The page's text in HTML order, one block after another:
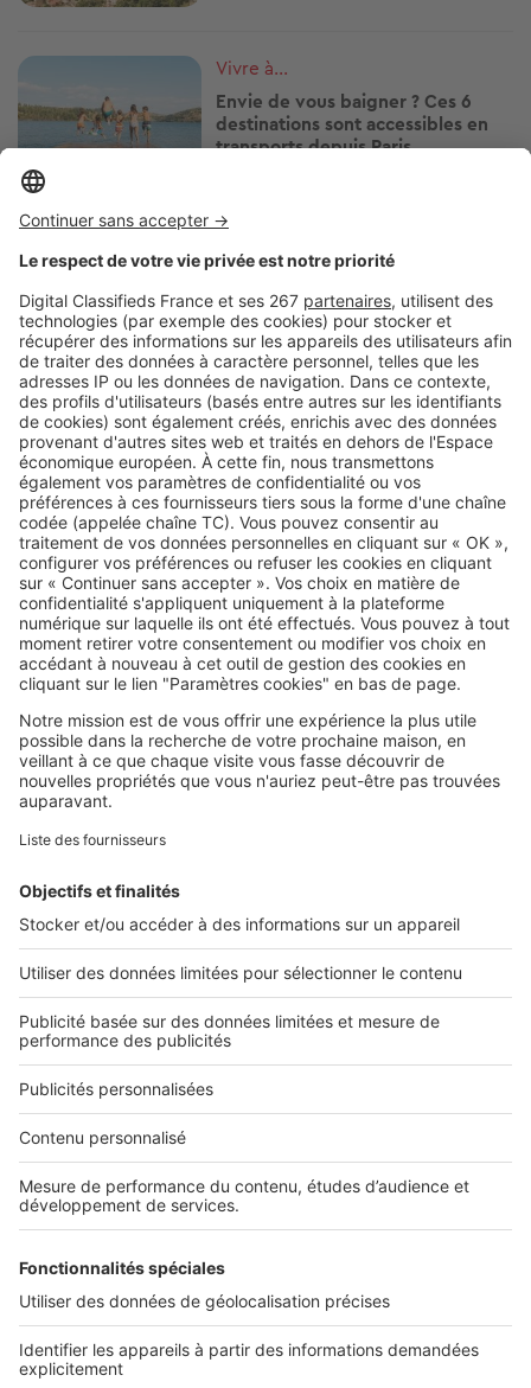
Image
Vivre à...
Envie de vous baigner ? Ces 6
destinations sont accessibles en
transports depuis Paris
Image
Vivre à...
bat son plein toute l'année !
Image
Vivre à...
S'installer au bord de la mer : ces
questions peuvent éviter une
grosse déception
SeLoger c'est aussi
Retrouvez-nous sur ...
L'ENTREPRISE
Nous contacter
Nous recrutons
NOS APPLICATIONS
Découvrez nos applications
Tous nos services pro
Accès client